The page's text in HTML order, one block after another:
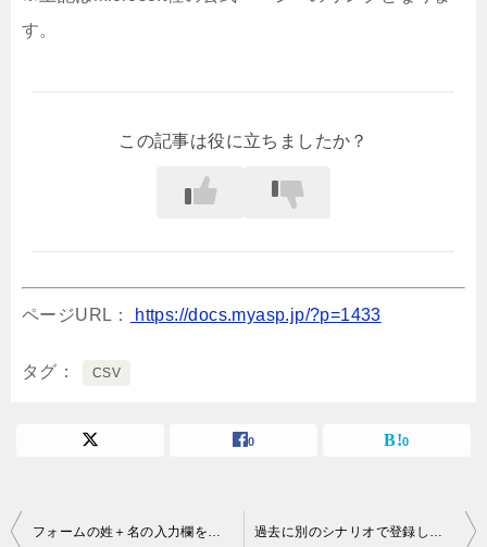
す。
この記事は役に立ちましたか？
ページURL： https://docs.myasp.jp/?p=1433
タグ CSV
0 0
投 フォームの姓＋名の入力欄を、フルネームの名前１つに統一したいのですが、どうすればよいでしょうか 過去に別のシナリオで登録した名前が他のシナリオで残るのですがなぜでしょうか？